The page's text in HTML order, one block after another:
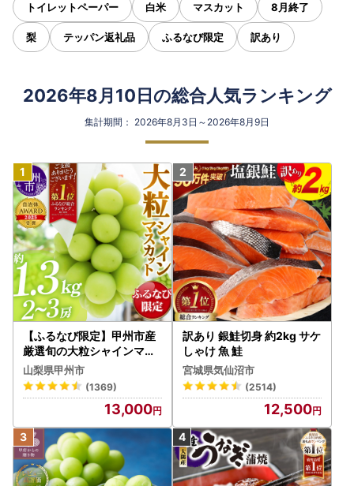
トイレットペーパー 白米 マスカット 8月終了
梨 テッパン返礼品 ふるなび限定 訳あり
2026年8月10日の総合人気ランキング
集計期間： 2026年8月3日～2026年8月9日
【ふるなび限定】甲州市産
厳選旬の大粒シャインマス
カット 約1.3kg 2～3房【2
026年発送】（MG）B12-
472 FN-Limited-VO シャ
インマスカット フルーツ
山梨県甲州市
(1369)
13,000
訳あり 銀鮭切身 約2kg サケ
しゃけ 魚 鮭
宮城県気仙沼市
(2514)
12,500